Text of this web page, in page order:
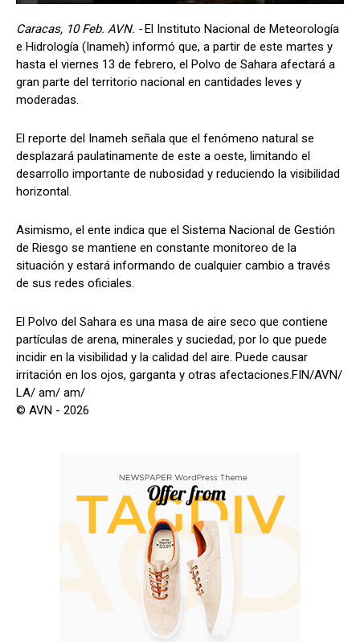
Caracas, 10 Feb. AVN. -El Instituto Nacional de Meteorología
e Hidrología (Inameh) informó que, a partir de este martes y
hasta el viernes 13 de febrero, el Polvo de Sahara afectará a
gran parte del territorio nacional en cantidades leves y
moderadas.
El reporte del Inameh señala que el fenómeno natural se
desplazará paulatinamente de este a oeste, limitando el
desarrollo importante de nubosidad y reduciendo la visibilidad
horizontal.
Asimismo, el ente indica que el Sistema Nacional de Gestión
de Riesgo se mantiene en constante monitoreo de la
situación y estará informando de cualquier cambio a través
de sus redes oficiales.
El Polvo del Sahara es una masa de aire seco que contiene
partículas de arena, minerales y suciedad, por lo que puede
incidir en la visibilidad y la calidad del aire. Puede causar
irritación en los ojos, garganta y otras afectaciones.FIN/AVN/
LA/ am/ am/
© AVN - 2026